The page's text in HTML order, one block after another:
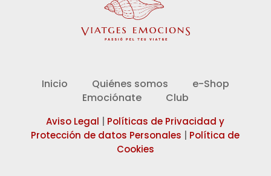
Inicio Quiénes somos
e-Shop
Emociónate
Club
Aviso Legal
Políticas de Privacidad y
Protección de datos Personales
Política de
Cookies